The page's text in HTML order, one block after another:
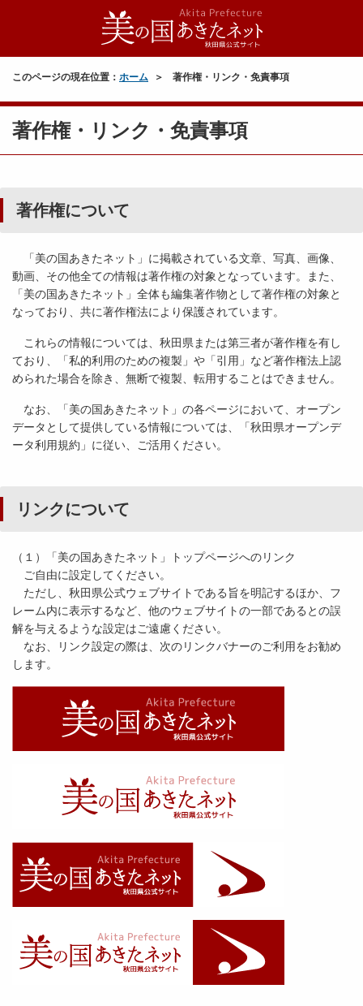
このページの現在位置： ホーム 著作権・リンク・免責事項
著作権・リンク・免責事項
著作権について
「美の国あきたネット」に掲載されている文章、写真、画像、
動画、その他全ての情報は著作権の対象となっています。また、
「美の国あきたネット」全体も編集著作物として著作権の対象と
なっており、共に著作権法により保護されています。
これらの情報については、秋田県または第三者が著作権を有し
ており、「私的利用のための複製」や「引用」など著作権法上認
められた場合を除き、無断で複製、転用することはできません。
なお、「美の国あきたネット」の各ページにおいて、オープン
データとして提供している情報については、「秋田県オープンデ
ータ利用規約」に従い、ご活用ください。
リンクについて
（１）「美の国あきたネット」トップページへのリンク
ご自由に設定してください。
ただし、秋田県公式ウェブサイトである旨を明記するほか、フ
レーム内に表示するなど、他のウェブサイトの一部であるとの誤
解を与えるような設定はご遠慮ください。
なお、リンク設定の際は、次のリンクバナーのご利用をお勧め
します。